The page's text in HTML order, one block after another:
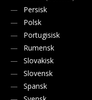
Persisk
Polsk
Portugisisk
Rumensk
Slovakisk
Slovensk
Spansk